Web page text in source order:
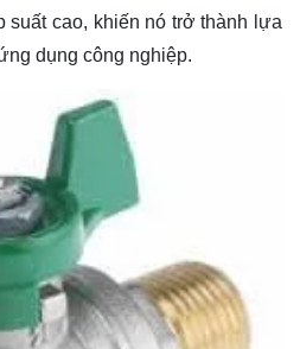
suất cao, khiến nó trở thành lựa
dụng công nghiệp.